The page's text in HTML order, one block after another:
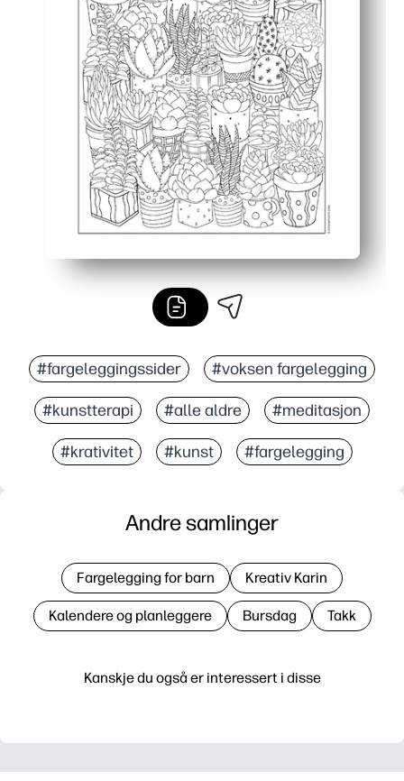
#fargeleggingssider #voksen fargelegging
#kunstterapi #alle aldre #meditasjon
#krativitet #kunst #fargelegging
Kanskje du også er interessert i disse
Andre samlinger
Fargelegging for barn Kreativ Karin
Kalendere og planleggere Bursdag Takk